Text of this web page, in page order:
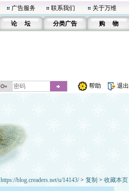
广告服务 联系我们 关于万维
论 坛 分类广告 购 物
帮助 退出
https://blog.creaders.net/u/14143/> 复制 > 收藏本页